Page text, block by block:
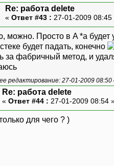
Re: работа delete
« Ответ #43 : 27-01-2009
можно. Просто в A *a будет
будет падать, конечно
за фабричный метод, и
редактирование: 27-01-2009
Re: работа delete
« Ответ #44 : 27-01-2009 08:54
для чего ? )